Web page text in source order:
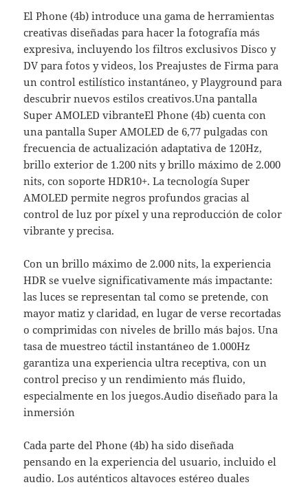
El Phone (4b) introduce una gama de herramientas
creativas diseñadas para hacer la fotografía más
expresiva, incluyendo los filtros exclusivos Disco y
DV para fotos y videos, los Preajustes de Firma para
un control estilístico instantáneo, y Playground para
descubrir nuevos estilos creativos.Una pantalla
Super AMOLED vibranteEl Phone (4b) cuenta con
una pantalla Super AMOLED de 6,77 pulgadas con
frecuencia de actualización adaptativa de 120Hz,
brillo exterior de 1.200 nits y brillo máximo de 2.000
nits, con soporte HDR10+. La tecnología Super
AMOLED permite negros profundos gracias al
control de luz por píxel y una reproducción de color
vibrante y precisa.
Con un brillo máximo de 2.000 nits, la experiencia
HDR se vuelve significativamente más impactante:
las luces se representan tal como se pretende, con
mayor matiz y claridad, en lugar de verse recortadas
o comprimidas con niveles de brillo más bajos. Una
tasa de muestreo táctil instantáneo de 1.000Hz
garantiza una experiencia ultra receptiva, con un
control preciso y un rendimiento más fluido,
especialmente en los juegos.Audio diseñado para la
inmersión
Cada parte del Phone (4b) ha sido diseñada
pensando en la experiencia del usuario, incluido el
audio. Los auténticos altavoces estéreo duales